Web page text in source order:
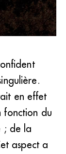
en effet
fonction du
; de la
aspect a